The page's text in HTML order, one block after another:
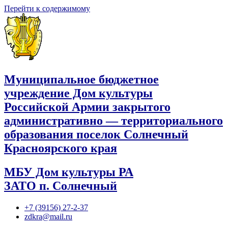
Перейти к содержимому
Муниципальное бюджетное
учреждение Дом культуры
Российской Армии закрытого
административно — территориального
образования поселок Солнечный
Красноярского края
МБУ Дом культуры РА
ЗАТО п. Солнечный
+7 (39156) 27-2-37
zdkra@mail.ru